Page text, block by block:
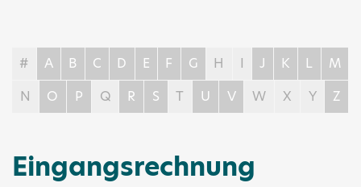
# A B C D E F G H I J K L
M
N
O P Q R S T U V W X Y Z
Eingangsrechnung